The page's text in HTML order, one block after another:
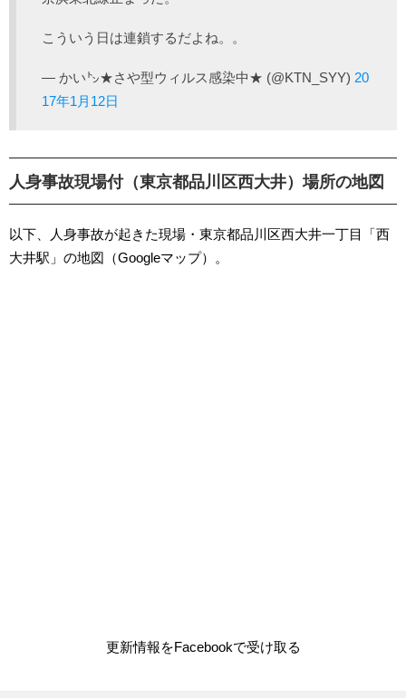
こういう日は連鎖するだよね。。
— かい㌧★さや型ウィルス感染中★ (@KTN_SYY) 20
17年1月12日
人身事故現場付（東京都品川区西大井）場所の地図
以下、人身事故が起きた現場・東京都品川区西大井一丁目「西
大井駅」の地図（Googleマップ）。
更新情報をFacebookで受け取る